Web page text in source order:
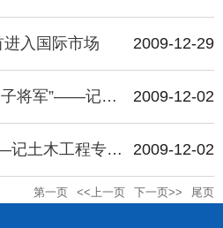
2009-12-29
入国际市场
2009-12-02
从农民变为董事长的“胡子将军”——记二零零级工商管理专业校友杜诚斌
2009-12-02
宏图在少年便已展开——记土木工程专业99级校友邓雪敏
第一页 <<上一页 下一页>> 尾页